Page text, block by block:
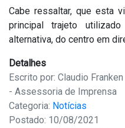
Cabe ressaltar, que esta
principal trajeto
alternativa, do centro em
Detalhes
Escrito por: Claudio Franken
- Assessoria de Imprensa
Categoria: Notícias
Postado: 10/08/2021